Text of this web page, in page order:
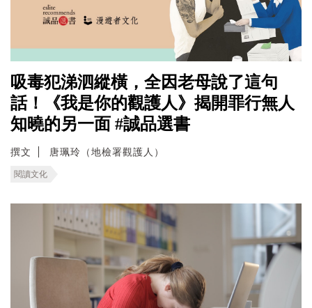
吸毒犯涕泗縱橫，全因老母說了這句
話！《我是你的觀護人》揭開罪行無人
知曉的另一面 #誠品選書
撰文 唐珮玲（地檢署觀護人）
閱讀文化